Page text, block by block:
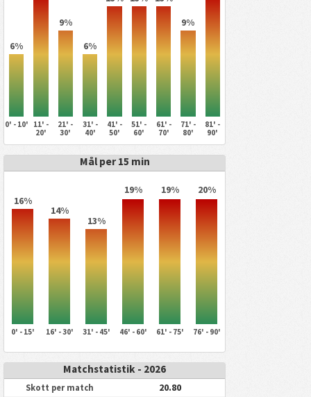
6%
9%
6%
9%
0' - 10'
11' -
20'
21' -
30'
31' -
40'
41' -
50'
51' -
60'
61' -
70'
71' -
80'
81' -
90'
Mål per 15 min
16%
14%
13%
19% 19% 20%
0' - 15' 16' - 30' 31' - 45' 46' - 60' 61' - 75' 76' - 90'
Matchstatistik - 2026
Skott per match 20.80